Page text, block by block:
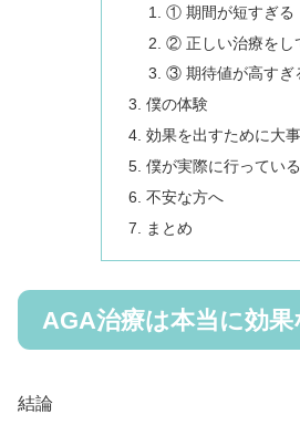
① 期間が短すぎる
② 正しい治療をし
③ 期待値が高すぎ
僕の体験
効果を出すために大
僕が実際に行ってい
不安な方へ
まとめ
AGA治療は本当に効果
結論